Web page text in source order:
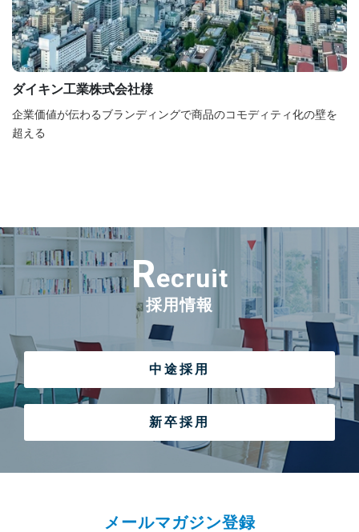
ダイキン工業株式会社様
企業価値が伝わるブランディングで商品のコモディティ化の壁を
超える
Recruit
採用情報
中途採用
新卒採用
メールマガジン登録